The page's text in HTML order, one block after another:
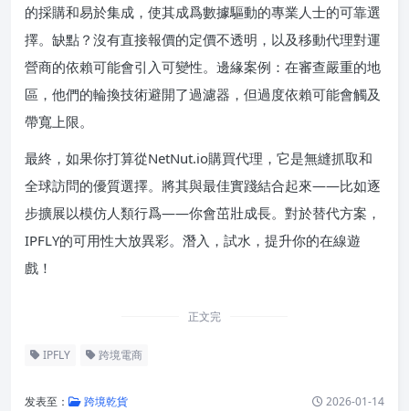
的採購和易於集成，使其成爲數據驅動的專業人士的可靠選
擇。缺點？沒有直接報價的定價不透明，以及移動代理對運
營商的依賴可能會引入可變性。邊緣案例：在審查嚴重的地
區，他們的輪換技術避開了過濾器，但過度依賴可能會觸及
帶寬上限。
最終，如果你打算從NetNut.io購買代理，它是無縫抓取和
全球訪問的優質選擇。將其與最佳實踐結合起來——比如逐
步擴展以模仿人類行爲——你會茁壯成長。對於替代方案，
IPFLY的可用性大放異彩。潛入，試水，提升你的在線遊
戲！
正文完
IPFLY 跨境電商
发表至： 跨境乾貨 2026-01-14